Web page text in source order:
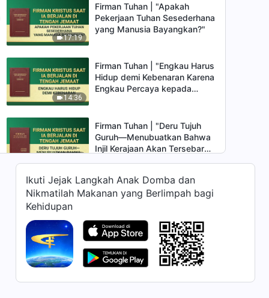
17:19
Firman Tuhan | "Apakah
Pekerjaan Tuhan Sesederhana
yang Manusia Bayangkan?"
14:36
Firman Tuhan | "Engkau Harus
Hidup demi Kebenaran Karena
Engkau Percaya kepada
Firman Tuhan | "Deru Tujuh
Guruh—Menubuatkan Bahwa
Injil Kerajaan Akan Tersebar
Firman Tuhan | "Perbedaan
Mendasar Antara Tuhan yang
Orang yang Dipakai oleh
Tuhan"
Firman Tuhan | "Meloloskan
Diri dari Pengaruh Kegelapan,
dan Engkau Akan Didapatkan
Ikuti Jejak Langkah Anak Domba dan
Nikmatilah Makanan yang Berlimpah bagi
Kehidupan